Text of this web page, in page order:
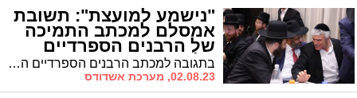
"נישמע למועצת": תשובת
אמסלם למכתב התמיכה
של הרבנים הספרדיים
בלסרי בתגובה למכתב הרבנים הספרדיים המקומיים שהודיעו על תמיכה בראש העיר ד"ר לסרי, שולף יו"ר ש"ס ר' אבי אמסלם מכתב מלפני חודשיים עליהם חתומים רבנים מקומיים אחרים המבהירים כי יישמעו להחלטת מועצת חכמי התורה.
02.08.23, מערכת אשדודס